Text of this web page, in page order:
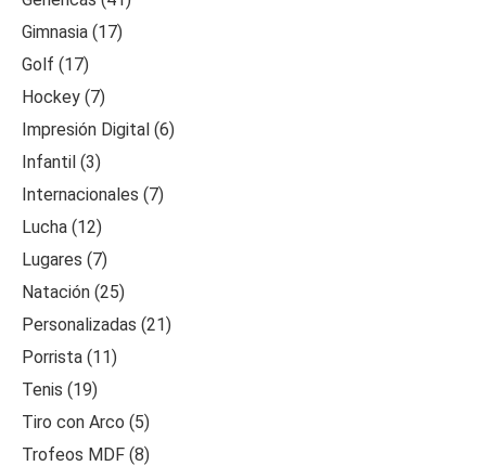
Gimnasia (17)
Golf (17)
Hockey (7)
Impresión Digital (6)
Infantil (3)
Internacionales (7)
Lucha (12)
Lugares (7)
Natación (25)
Personalizadas (21)
Porrista (11)
Tenis (19)
Tiro con Arco (5)
Trofeos MDF (8)